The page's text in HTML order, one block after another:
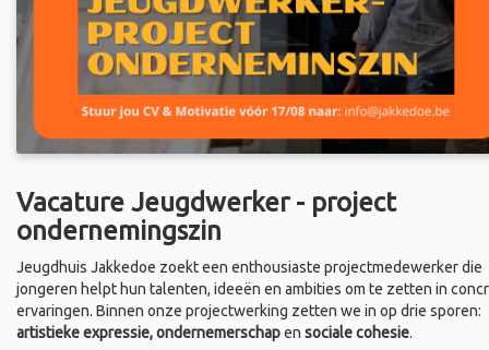
Vacature Jeugdwerker - project
ondernemingszin
Jeugdhuis Jakkedoe zoekt een enthousiaste projectmedewerker die
jongeren helpt hun talenten, ideeën en ambities om te zetten in
ervaringen. Binnen onze projectwerking zetten we in op drie sporen:
artistieke expressie, ondernemerschapen sociale cohesie.